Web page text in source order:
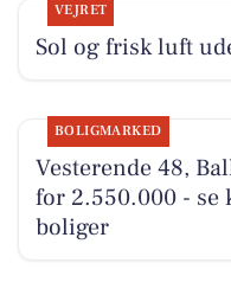
VEJRET
Sol og frisk luft
BOLIGMARKED
Vesterende 48,
for 2.550.000 - se
boliger